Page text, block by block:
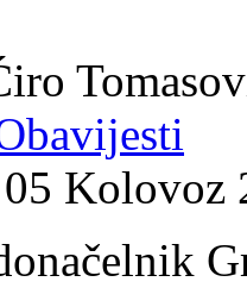
Kolovoz